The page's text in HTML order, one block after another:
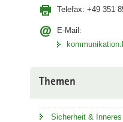
Telefax: +49 351
E-Mail:
Themen
Sicherheit & Inneres